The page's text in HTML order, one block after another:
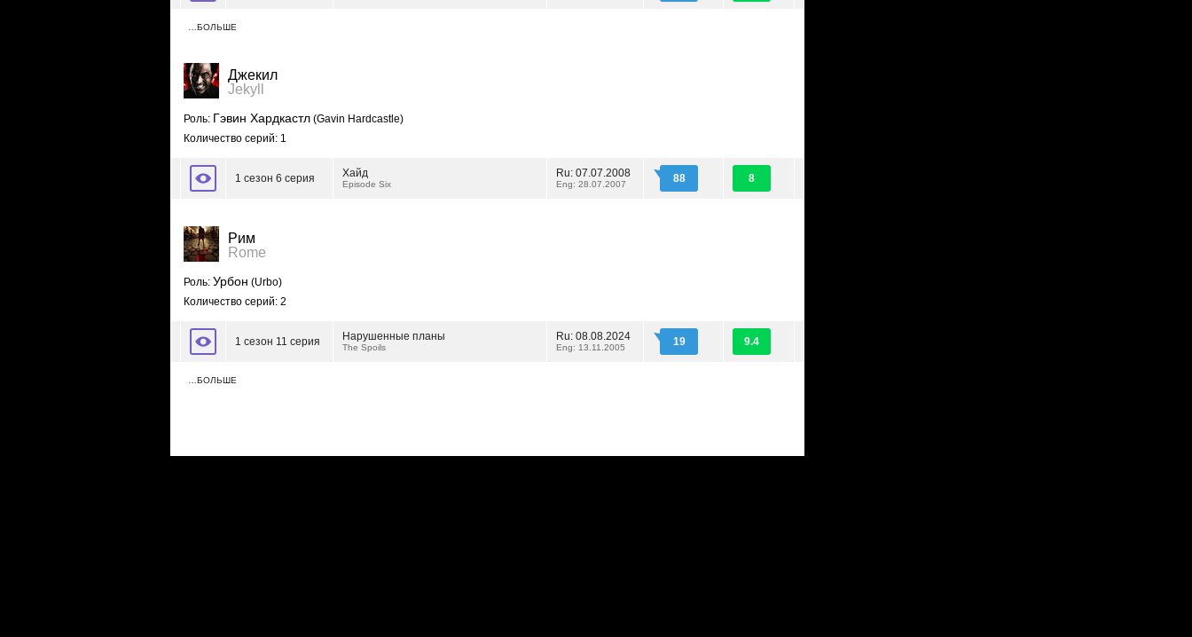
…БОЛЬШЕ
Джекил
Jekyll
Роль: Гэвин Хардкастл (Gavin Hardcastle)
Количество серий: 1
1 сезон 6 серия Хайд
Episode Six
Ru: 07.07.2008
Eng: 28.07.2007 88 8
Рим
Rome
Роль: Урбон (Urbo)
Количество серий: 2
1 сезон 11 серия Нарушенные планы
The Spoils
Ru: 08.08.2024
Eng: 13.11.2005 19 9.4
…БОЛЬШЕ